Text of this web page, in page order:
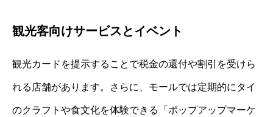
観光客向けサービスとイベント
観光カードを提示することで税金の還付や割引を受けら
れる店舗があります。さらに、モールでは定期的にタイ
のクラフトや食文化を体験できる「ポップアップマーケ